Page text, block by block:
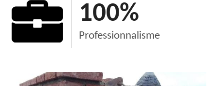
100%
Professionnalisme